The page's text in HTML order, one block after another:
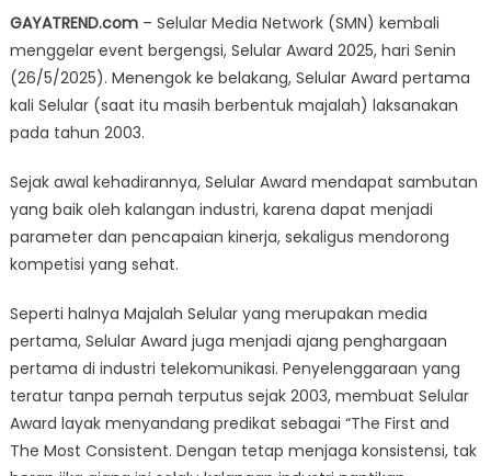
GAYATREND.com– Selular Media Network (SMN) kembali
menggelar event bergengsi, Selular Award 2025, hari Senin
(26/5/2025). Menengok ke belakang, Selular Award pertama
kali Selular (saat itu masih berbentuk majalah) laksanakan
pada tahun 2003.
Sejak awal kehadirannya, Selular Award mendapat sambutan
yang baik oleh kalangan industri, karena dapat menjadi
parameter dan pencapaian kinerja, sekaligus mendorong
kompetisi yang sehat.
Seperti halnya Majalah Selular yang merupakan media
pertama, Selular Award juga menjadi ajang penghargaan
pertama di industri telekomunikasi. Penyelenggaraan yang
teratur tanpa pernah terputus sejak 2003, membuat Selular
Award layak menyandang predikat sebagai “The First and
The Most Consistent. Dengan tetap menjaga konsistensi, tak